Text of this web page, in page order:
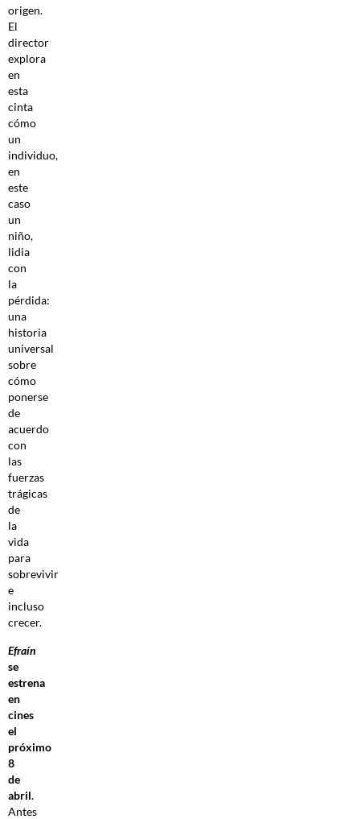
origen.
El
director
explora
en
esta
cinta
cómo
un
individuo,
en
este
caso
un
niño,
lidia
con
la
pérdida:
una
historia
universal
sobre
cómo
ponerse
de
acuerdo
con
las
fuerzas
trágicas
de
la
vida
para
sobrevivir
e
incluso
crecer.
Efraín
se
estrena
en
cines
el
próximo
8
de
abril.
Antes